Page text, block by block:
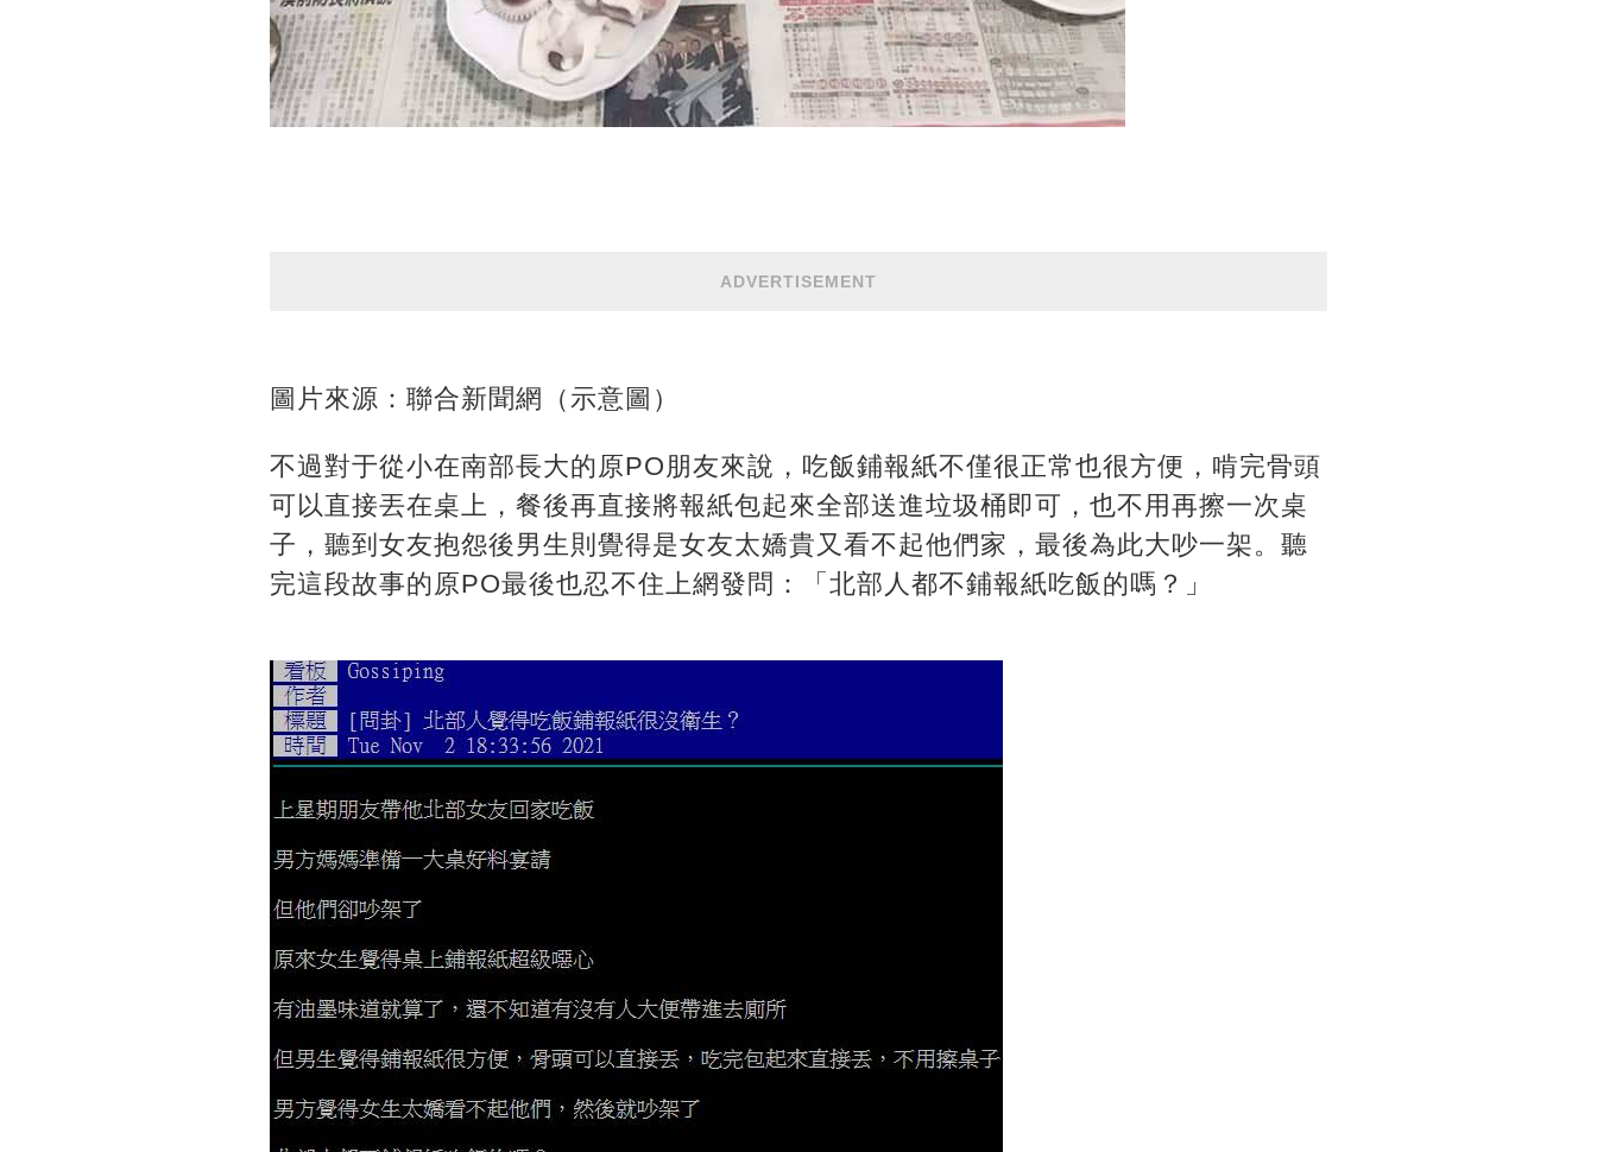
ADVERTISEMENT
圖片來源：聯合新聞網（示意圖）
不過對于從小在南部長大的原PO朋友來說，吃飯鋪報紙不僅很正常也很方便，啃完骨頭
可以直接丟在桌上，餐後再直接將報紙包起來全部送進垃圾桶即可，也不用再擦一次桌
子，聽到女友抱怨後男生則覺得是女友太嬌貴又看不起他們家，最後為此大吵一架。聽
完這段故事的原PO最後也忍不住上網發問：「北部人都不鋪報紙吃飯的嗎？」